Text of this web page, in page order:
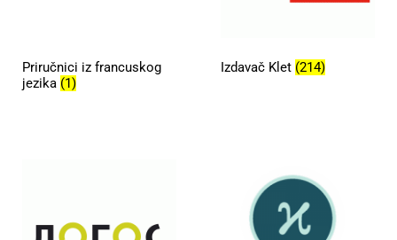
Priručnici iz francuskog
jezika (1)
Izdavač Klet (214)